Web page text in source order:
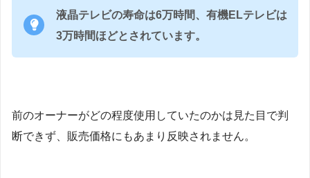
液晶テレビの寿命は6万時間、有機ELテレビは
3万時間ほどとされています。
前のオーナーがどの程度使用していたのかは見た目で判
断できず、販売価格にもあまり反映されません。